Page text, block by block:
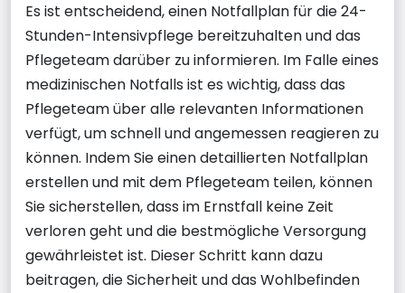
Es ist entscheidend, einen Notfallplan für die 24-
Stunden-Intensivpflege bereitzuhalten und das
Pflegeteam darüber zu informieren. Im Falle eines
medizinischen Notfalls ist es wichtig, dass das
Pflegeteam über alle relevanten Informationen
verfügt, um schnell und angemessen reagieren zu
können. Indem Sie einen detaillierten Notfallplan
erstellen und mit dem Pflegeteam teilen, können
Sie sicherstellen, dass im Ernstfall keine Zeit
verloren geht und die bestmögliche Versorgung
gewährleistet ist. Dieser Schritt kann dazu
beitragen, die Sicherheit und das Wohlbefinden